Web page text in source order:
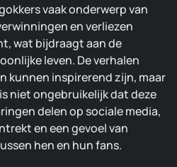
vaak onderwerp van
en verliezen
wat bijdraagt aan de
leven. De verhalen
kunnen inspirerend zijn, maar
niet ongebruikelijk dat deze
delen op sociale media,
en een gevoel van
hen en hun fans.